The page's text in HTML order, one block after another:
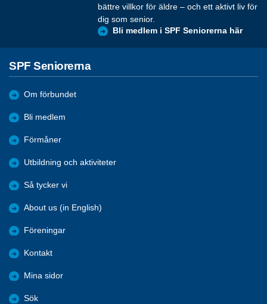
bättre villkor för äldre – och ett aktivt liv för
dig som senior.
Bli medlem i SPF Seniorerna här
SPF Seniorerna
Om förbundet
Bli medlem
Förmåner
Utbildning och aktiviteter
Så tycker vi
About us (in English)
Föreningar
Kontakt
Mina sidor
Sök